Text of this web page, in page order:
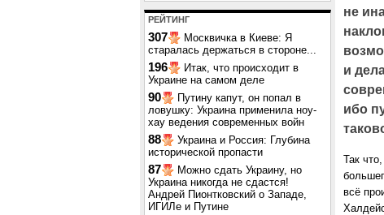
РЕЙТИНГ
307
Москвичка в Киеве: Я
старалась держаться в стороне...
196
Итак, что происходит в
Украине на самом деле
90
Путину капут, он попал в
ловушку: Украина применила ноу-
хау ведения современных войн
88
Украина и Россия: Глубина
исторической пропасти
87
Можно сдать Украину, но
Украина никогда не сдастся!
Андрей Пионтковский о Западе,
ИГИЛе и Путине
не
и
ибо
Так
всё